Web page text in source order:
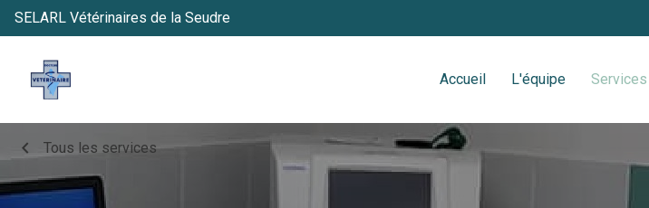
SELARL Vétérinaires de la Seudre
Accueil L'équipe Services
chevron_left Tous les services